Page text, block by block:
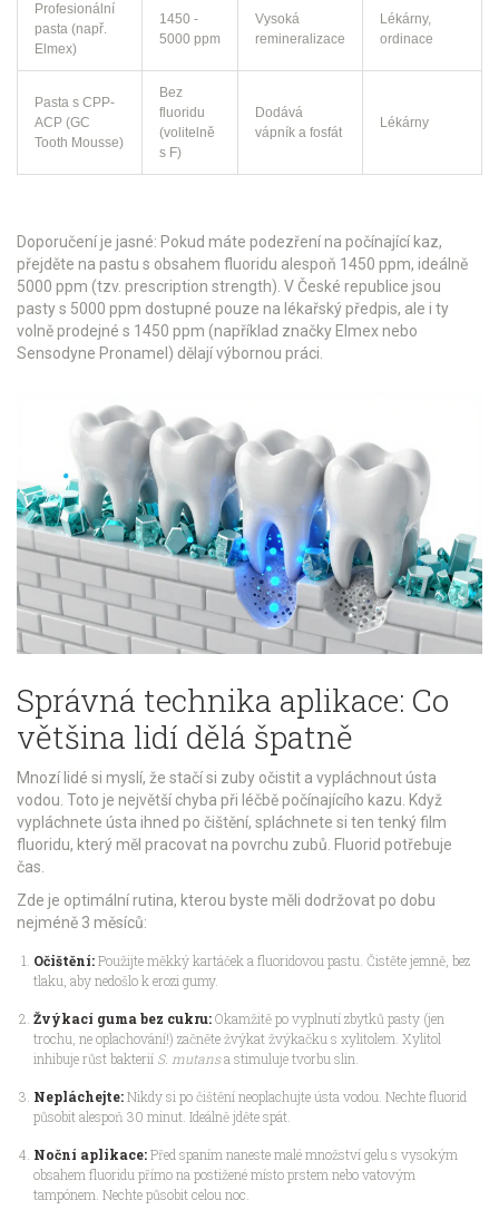
Profesionální
pasta (např.
Elmex)
1450 -
5000 ppm
Vysoká
remineralizace
Lékárny,
ordinace
Pasta s CPP-
ACP (GC
Tooth Mousse)
Bez
fluoridu
(volitelně
s F)
Dodává
vápník a fosfát
Lékárny
Doporučení je jasné: Pokud máte podezření na počínající kaz,
přejděte na pastu s obsahem fluoridu alespoň 1450 ppm, ideálně
5000 ppm (tzv. prescription strength). V České republice jsou
pasty s 5000 ppm dostupné pouze na lékařský předpis, ale i ty
volně prodejné s 1450 ppm (například značky Elmex nebo
Sensodyne Pronamel) dělají výbornou práci.
Správná technika aplikace: Co
většina lidí dělá špatně
Mnozí lidé si myslí, že stačí si zuby očistit a vypláchnout ústa
vodou. Toto je největší chyba při léčbě počínajícího kazu. Když
vypláchnete ústa ihned po čištění, spláchnete si ten tenký film
fluoridu, který měl pracovat na povrchu zubů. Fluorid potřebuje
čas.
Zde je optimální rutina, kterou byste měli dodržovat po dobu
nejméně 3 měsíců:
Očištění:Použijte měkký kartáček a fluoridovou pastu. Čistěte jemně, bez
tlaku, aby nedošlo k erozi gumy.
Žvýkací guma bez cukru:Okamžitě po vyplnutí zbytků pasty (jen
trochu, ne oplachování!) začněte žvýkat žvýkačku s xylitolem. Xylitol
inhibuje růst bakterií S. mutansa stimuluje tvorbu slin.
Nepláchejte:Nikdy si po čištění neoplachujte ústa vodou. Nechte fluorid
působit alespoň 30 minut. Ideálně jděte spát.
Noční aplikace:Před spaním naneste malé množství gelu s vysokým
obsahem fluoridu přímo na postižené místo prstem nebo vatovým
tampónem. Nechte působit celou noc.